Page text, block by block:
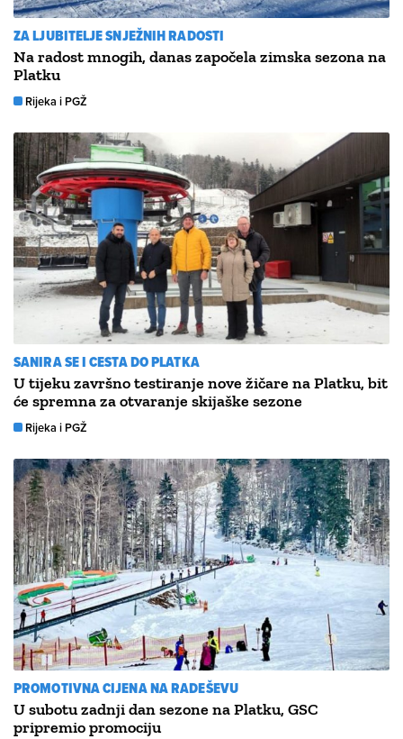
ZA LJUBITELJE SNJEŽNIH RADOSTI
Na radost mnogih, danas započela zimska sezona na
Platku
Rijeka i PGŽ
SANIRA SE I CESTA DO PLATKA
U tijeku završno testiranje nove žičare na Platku, bit
će spremna za otvaranje skijaške sezone
Rijeka i PGŽ
PROMOTIVNA CIJENA NA RADEŠEVU
U subotu zadnji dan sezone na Platku, GSC
pripremio promociju